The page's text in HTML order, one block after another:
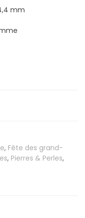
mm
, Fête des grand-
, Pierres & Perles,